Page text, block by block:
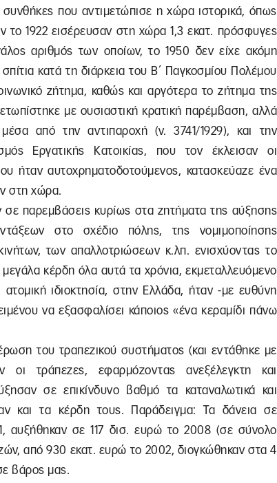
συνθήκες που αντιμετώπισε η χώρα ιστορικά, όπως
το 1922 εισέρευσαν στη χώρα 1,3 εκατ. πρόσφυγες
αριθμός των οποίων, το 1950 δεν είχε ακόμη
κατά τη διάρκεια του Β΄ Παγκοσμίου Πολέμου
ζήτημα, καθώς και αργότερα το ζήτημα της
με ουσιαστική κρατική παρέμβαση, αλλά
από την αντιπαροχή (ν. 3741/1929), και την
Εργατικής Κατοικίας, που τον έκλεισαν οι
ήταν αυτοχρηματοδοτούμενος, κατασκεύαζε ένα
στη χώρα.
σε παρεμβάσεις κυρίως στα ζητήματα της αύξησης
στο σχέδιο πόλης, της νομιμοποίησης
των απαλλοτριώσεων κ.λπ. ενισχύοντας το
μεγάλα κέρδη όλα αυτά τα χρόνια, εκμεταλλευόμενο
ιδιοκτησία, στην Ελλάδα, ήταν -με ευθύνη
να εξασφαλίσει κάποιος «ένα κεραμίδι πάνω
του τραπεζικού συστήματος (και εντάθηκε με
τράπεζες, εφαρμόζοντας ανεξέλεγκτη και
σε επικίνδυνο βαθμό τα καταναλωτικά και
και τα κέρδη τους. Παράδειγμα: Τα δάνεια σε
αυξήθηκαν σε 117 δισ. ευρώ το 2008 (σε σύνολο
από 930 εκατ. ευρώ το 2002, διογκώθηκαν στα 4
βάρος μας.